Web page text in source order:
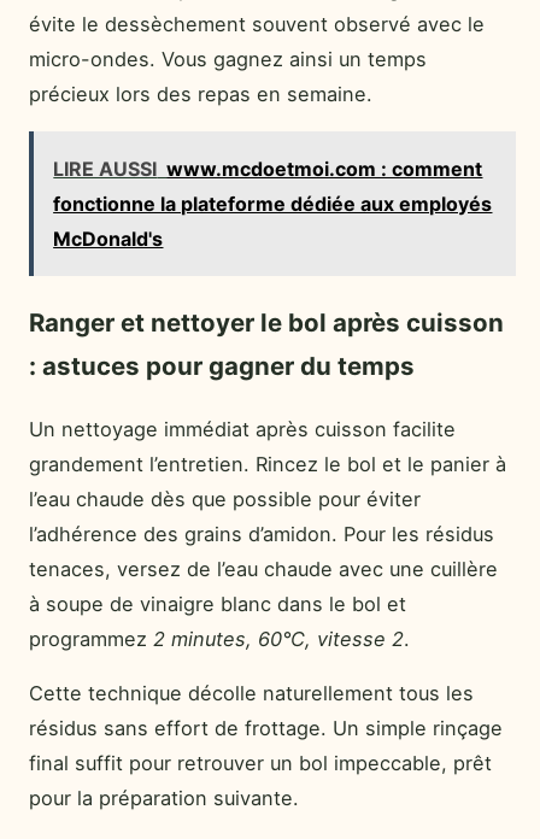
évite le dessèchement souvent observé avec le
micro-ondes. Vous gagnez ainsi un temps
précieux lors des repas en semaine.
LIRE AUSSI www.mcdoetmoi.com : comment
fonctionne la plateforme dédiée aux employés
McDonald's
Ranger et nettoyer le bol après cuisson
: astuces pour gagner du temps
Un nettoyage immédiat après cuisson facilite
grandement l’entretien. Rincez le bol et le panier à
l’eau chaude dès que possible pour éviter
l’adhérence des grains d’amidon. Pour les résidus
tenaces, versez de l’eau chaude avec une cuillère
à soupe de vinaigre blanc dans le bol et
programmez 2 minutes, 60°C, vitesse 2.
Cette technique décolle naturellement tous les
résidus sans effort de frottage. Un simple rinçage
final suffit pour retrouver un bol impeccable, prêt
pour la préparation suivante.